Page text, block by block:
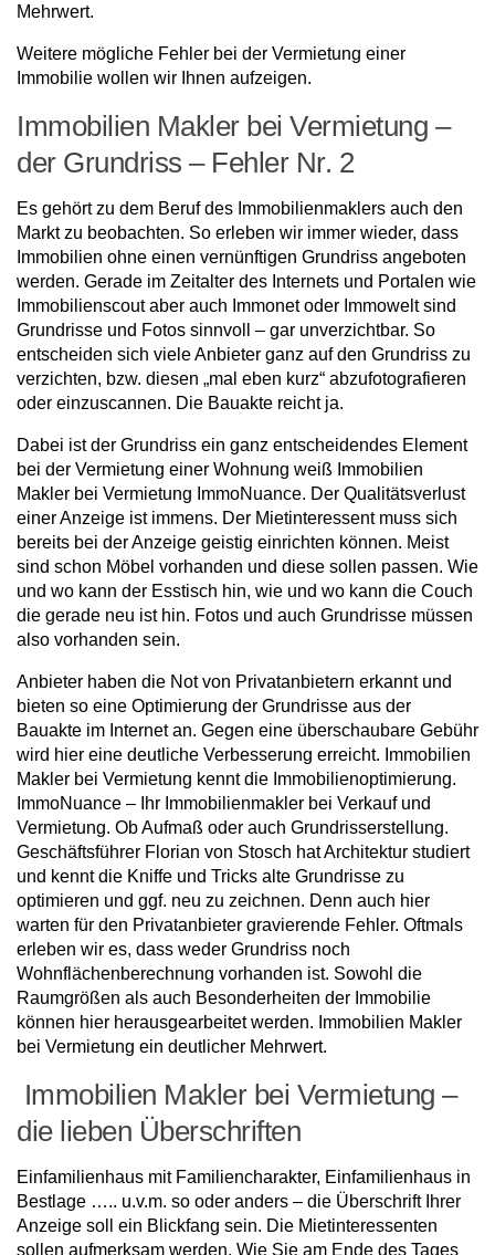
Mehrwert.
Weitere mögliche Fehler bei der Vermietung einer
Immobilie wollen wir Ihnen aufzeigen.
Immobilien Makler bei Vermietung –
der Grundriss – Fehler Nr. 2
Es gehört zu dem Beruf des Immobilienmaklers auch den
Markt zu beobachten. So erleben wir immer wieder, dass
Immobilien ohne einen vernünftigen Grundriss angeboten
werden. Gerade im Zeitalter des Internets und Portalen wie
Immobilienscout aber auch Immonet oder Immowelt sind
Grundrisse und Fotos sinnvoll – gar unverzichtbar. So
entscheiden sich viele Anbieter ganz auf den Grundriss zu
verzichten, bzw. diesen „mal eben kurz“ abzufotografieren
oder einzuscannen. Die Bauakte reicht ja.
Dabei ist der Grundriss ein ganz entscheidendes Element
bei der Vermietung einer Wohnung weiß Immobilien
Makler bei Vermietung ImmoNuance. Der Qualitätsverlust
einer Anzeige ist immens. Der Mietinteressent muss sich
bereits bei der Anzeige geistig einrichten können. Meist
sind schon Möbel vorhanden und diese sollen passen. Wie
und wo kann der Esstisch hin, wie und wo kann die Couch
die gerade neu ist hin. Fotos und auch Grundrisse müssen
also vorhanden sein.
Anbieter haben die Not von Privatanbietern erkannt und
bieten so eine Optimierung der Grundrisse aus der
Bauakte im Internet an. Gegen eine überschaubare Gebühr
wird hier eine deutliche Verbesserung erreicht. Immobilien
Makler bei Vermietung kennt die Immobilienoptimierung.
ImmoNuance – Ihr Immobilienmakler bei Verkauf und
Vermietung. Ob Aufmaß oder auch Grundrisserstellung.
Geschäftsführer Florian von Stosch hat Architektur studiert
und kennt die Kniffe und Tricks alte Grundrisse zu
optimieren und ggf. neu zu zeichnen. Denn auch hier
warten für den Privatanbieter gravierende Fehler. Oftmals
erleben wir es, dass weder Grundriss noch
Wohnflächenberechnung vorhanden ist. Sowohl die
Raumgrößen als auch Besonderheiten der Immobilie
können hier herausgearbeitet werden. Immobilien Makler
bei Vermietung ein deutlicher Mehrwert.
Immobilien Makler bei Vermietung –
die lieben Überschriften
Einfamilienhaus mit Familiencharakter, Einfamilienhaus in
Bestlage ….. u.v.m. so oder anders – die Überschrift Ihrer
Anzeige soll ein Blickfang sein. Die Mietinteressenten
sollen aufmerksam werden. Wie Sie am Ende des Tages